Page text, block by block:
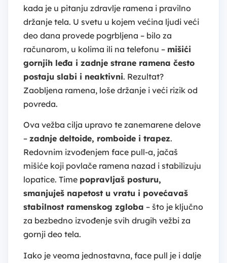
kada je u pitanju zdravlje ramena i pravilno
držanje tela. U svetu u kojem većina ljudi veći
deo dana provede pogrbljena – bilo za
računarom, u kolima ili na telefonu – mišići
gornjih leđa i zadnje strane ramena često
postaju slabi i neaktivni. Rezultat?
Zaobljena ramena, loše držanje i veći rizik od
povreda.
Ova vežba cilja upravo te zanemarene delove
– zadnje deltoide, romboide i trapez.
Redovnim izvođenjem face pull-a, jačaš
mišiće koji povlače ramena nazad i stabilizuju
lopatice. Time popravljaš posturu,
smanjuješ napetost u vratu i povećavaš
stabilnost ramenskog zgloba – što je ključno
za bezbedno izvođenje svih drugih vežbi za
gornji deo tela.
Iako je veoma jednostavna, face pull je i dalje